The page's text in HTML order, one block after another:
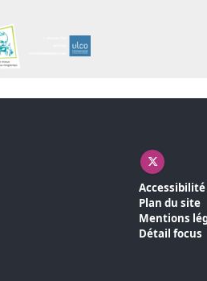
X (
Accessibilité
Plan du site
Mentions
Détail focus